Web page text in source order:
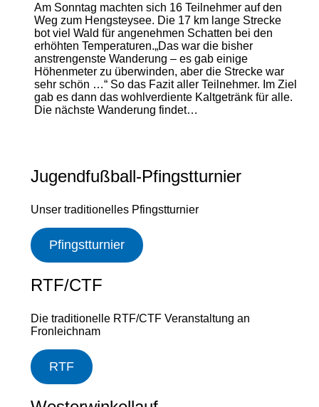
Am Sonntag machten sich 16 Teilnehmer auf den
Weg zum Hengsteysee. Die 17 km lange Strecke
bot viel Wald für angenehmen Schatten bei den
erhöhten Temperaturen.„Das war die bisher
anstrengenste Wanderung – es gab einige
Höhenmeter zu überwinden, aber die Strecke war
sehr schön …“ So das Fazit aller Teilnehmer. Im Ziel
gab es dann das wohlverdiente Kaltgetränk für alle.
Die nächste Wanderung findet…
Jugendfußball-Pfingstturnier
Unser traditionelles Pfingstturnier
Pfingstturnier
RTF/CTF
Die traditionelle RTF/CTF Veranstaltung an
Fronleichnam
RTF